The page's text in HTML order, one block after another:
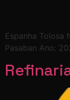
Espanha Tolosa
Pasaban Ano: